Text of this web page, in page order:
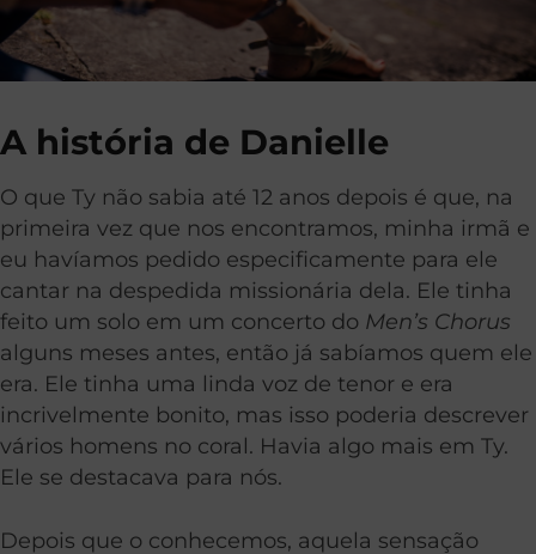
A história de Danielle
O que Ty não sabia até 12 anos depois é que, na
primeira vez que nos encontramos, minha irmã e
eu havíamos pedido especificamente para ele
cantar na despedida missionária dela. Ele tinha
feito um solo em um concerto do Men’s Chorus
alguns meses antes, então já sabíamos quem ele
era. Ele tinha uma linda voz de tenor e era
incrivelmente bonito, mas isso poderia descrever
vários homens no coral. Havia algo mais em Ty.
Ele se destacava para nós.
Depois que o conhecemos, aquela sensação